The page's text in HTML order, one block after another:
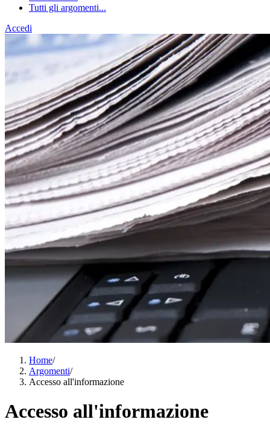
Tutti gli argomenti...
Accedi
Home/
Argomenti/
Accesso all'informazione
Accesso all'informazione